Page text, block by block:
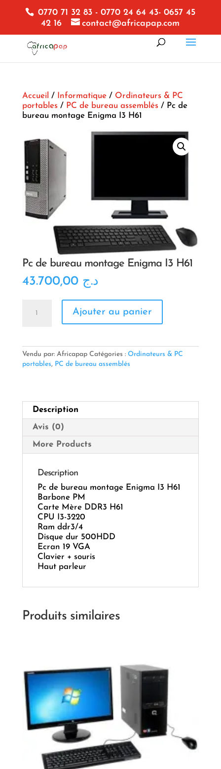
0770 71 32 83 - 0770 24 64 43- 0657 45
42 16
contact@africapap.com
Accueil / Informatique/ Ordinateurs & PC
portables/ PC de bureau assemblés/ Pc de
bureau montage Enigma I3 H61
Pc de bureau montage Enigma I3 H61
د.ج 43.700,00
montage
Enigma
Ajouter au panier
Vendu par: Africapap Catégories : Ordinateurs & PC
portables, PC de bureau assemblés
Description
Avis (0)
More Products
Description
Pc de bureau montage Enigma I3 H61
Barbone PM
Carte Mère DDR3 H61
CPU I3-3220
Ram ddr3/4
Disque dur 500HDD
Ecran 19 VGA
Clavier + souris
Haut parleur
Produits similaires